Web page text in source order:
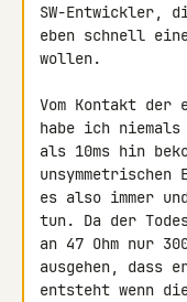
SW-Entwickler,
eben schnell
wollen.
Vom Kontakt
habe ich niemals
als 10ms hin
es also immer
tun. Da der
an 47 Ohm nur
ausgehen, dass
entsteht wenn